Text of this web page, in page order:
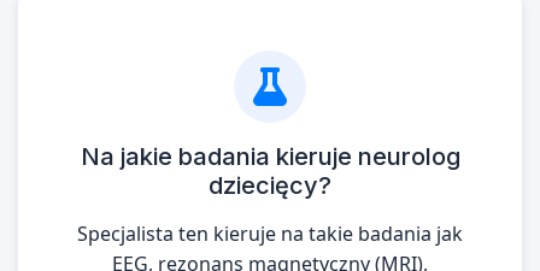
Na jakie badania kieruje neurolog
dziecięcy?
Specjalista ten kieruje na takie badania jak
EEG, rezonans magnetyczny (MRI),